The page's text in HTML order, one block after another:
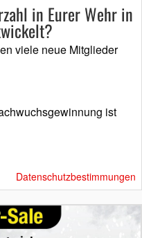
in Eurer Wehr in
viele neue Mitglieder
ist
Datenschutzbestimmungen